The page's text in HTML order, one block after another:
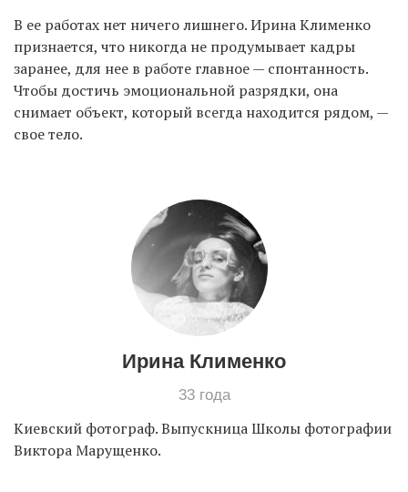
В ее работах нет ничего лишнего. Ирина Клименко
признается, что никогда не продумывает кадры
заранее, для нее в работе главное — спонтанность.
Чтобы достичь эмоциональной разрядки, она
снимает объект, который всегда находится рядом, —
свое тело.
Ирина Клименко
33 года
Киевский фотограф. Выпускница Школы фотографии
Виктора Марущенко.